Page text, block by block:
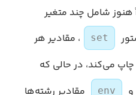
هنوز شامل چند متغیر
set
، مقادیر هر
چاپ می‌کند، در حالی که
و env
مقادیر رشته‌ها